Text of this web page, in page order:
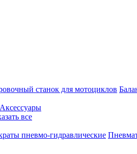
станок для мотоциклов
Аксессуары
все
пневмо-гидравлические